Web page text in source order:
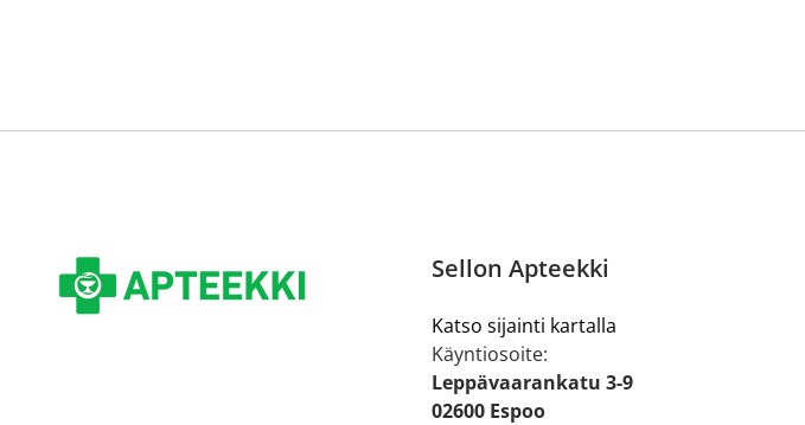
Sellon Apteekki
Katso sijainti kartalla
Käyntiosoite:
Leppävaarankatu 3-9
02600 Espoo